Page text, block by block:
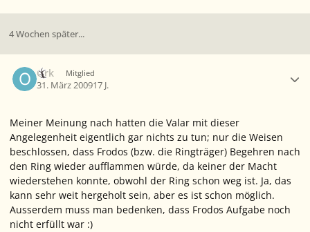
4 Wochen später...
Ork Mitglied
31. März 200917 J.
Meiner Meinung nach hatten die Valar mit dieser
Angelegenheit eigentlich gar nichts zu tun; nur die Weisen
beschlossen, dass Frodos (bzw. die Ringträger) Begehren nach
den Ring wieder aufflammen würde, da keiner der Macht
wiederstehen konnte, obwohl der Ring schon weg ist. Ja, das
kann sehr weit hergeholt sein, aber es ist schon möglich.
Ausserdem muss man bedenken, dass Frodos Aufgabe noch
nicht erfüllt war :)